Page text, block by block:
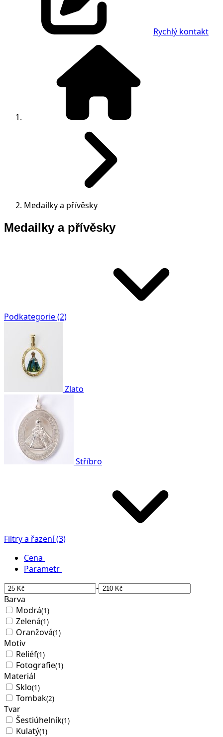
Rychlý kontakt
Medailky a přívěsky
Medailky a přívěsky
Podkategorie (2)
Zlato
Stříbro
Filtry a řazení (3)
Cena
Parametr
-
Barva
Modrá(1)
Zelená(1)
Oranžová(1)
Motiv
Reliéf(1)
Fotografie(1)
Materiál
Sklo(1)
Tombak(2)
Tvar
Šestiúhelník(1)
Kulatý(1)